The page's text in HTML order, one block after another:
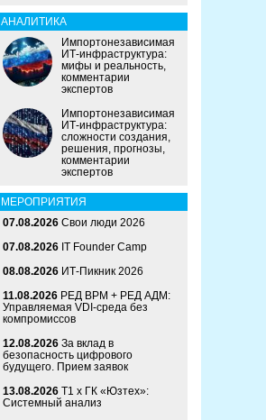
АНАЛИТИКА
Импортонезависимая
ИТ-инфраструктура:
мифы и реальность,
комментарии
экспертов
Импортонезависимая
ИТ-инфраструктура:
сложности создания,
решения, прогнозы,
комментарии
экспертов
МЕРОПРИЯТИЯ
07.08.2026 Свои люди 2026
07.08.2026 IT Founder Camp
08.08.2026 ИТ-Пикник 2026
11.08.2026 РЕД ВРМ + РЕД АДМ:
Управляемая VDI-среда без
компромиссов
12.08.2026 За вклад в
безопасность цифрового
будущего. Прием заявок
13.08.2026 Т1 x ГК «Юзтех»:
Системный анализ